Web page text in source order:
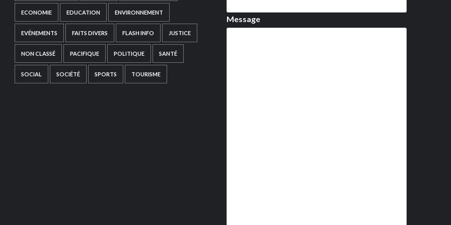
ECONOMIE EDUCATION ENVIRONNEMENT
EVÉNEMENTS FAITS DIVERS FLASH INFO JUSTICE
NON CLASSÉ PACIFIQUE POLITIQUE SANTÉ
SOCIAL SOCIÉTÉ SPORTS TOURISME
Message